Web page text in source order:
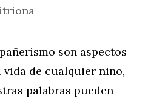
son aspectos
vida de cualquier niño,
palabras pueden